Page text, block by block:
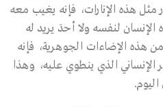
مثل هذه الإنارات، فإنه يغيب معه
الإنسان لنفسه ولا أحدَ يريد له
هذه الإضاءات الجوهرية، فإنه
الذي ينطوي عليه، وهذا